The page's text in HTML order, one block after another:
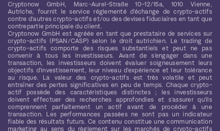
Cryptonow GmbH, Marc-Aurel-Straße 10-12/15a, 1010 Vienne,
Autriche, fournit le service réglementé d'échange de crypto-actifs
contre d'autres crypto-actifs et/ou des devises fiduciaires en tant que
contrepartie principale du client.
Cryptonow GmbH est agréée en tant que prestataire de services sur
crypto-actifs (PSAN/CASP) selon le droit autrichien. Le trading de
crypto-actifs comporte des risques substantiels et peut ne pas
convenir à tous les investisseurs. Avant de s'engager dans une
transaction, les investisseurs doivent évaluer soigneusement leurs
objectifs d'investissement, leur niveau d'expérience et leur tolérance
au risque. La valeur des crypto-actifs est très volatile et peut
entraîner des pertes significatives en peu de temps. Chaque crypto-
actif possède des caractéristiques distinctes ; les investisseurs
doivent effectuer des recherches approfondies et s'assurer qu'ils
comprennent parfaitement un actif avant de procéder à une
transaction. Les performances passées ne sont pas un indicateur
fiable des résultats futurs. Ce contenu constitue une communication
marketing au sens du règlement sur les marchés de crypto-actifs